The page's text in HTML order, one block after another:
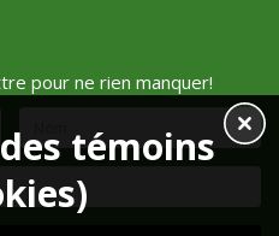
pour ne rien manquer!
témoins